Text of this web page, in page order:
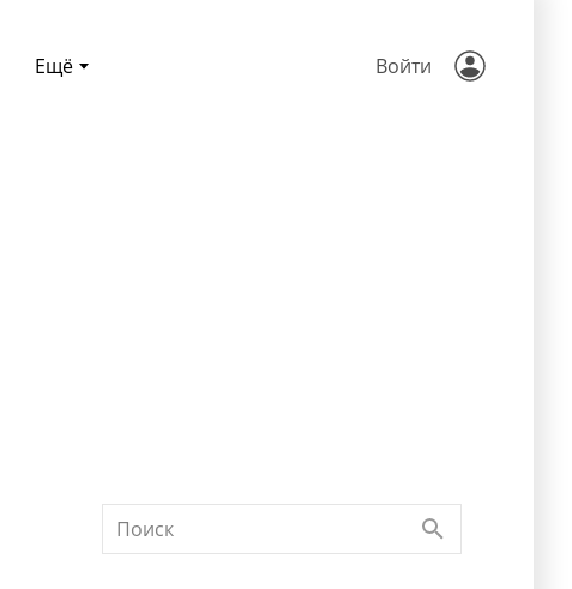
Ещё Войти